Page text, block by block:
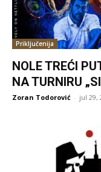
Priključenija
NOLE TREĆI
NA TURNIRU
Zoran Todorović - jul 29,